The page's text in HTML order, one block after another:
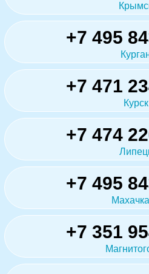
+7 495
+7 471
Курск
+7 474
+7 495
+7 351